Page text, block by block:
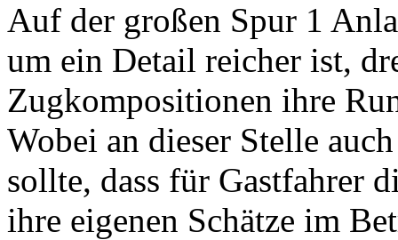
Auf der großen Spur 1
um ein Detail reicher ist,
Zugkompositionen ihre
Wobei an dieser Stelle
sollte, dass für Gastfahrer
ihre eigenen Schätze im